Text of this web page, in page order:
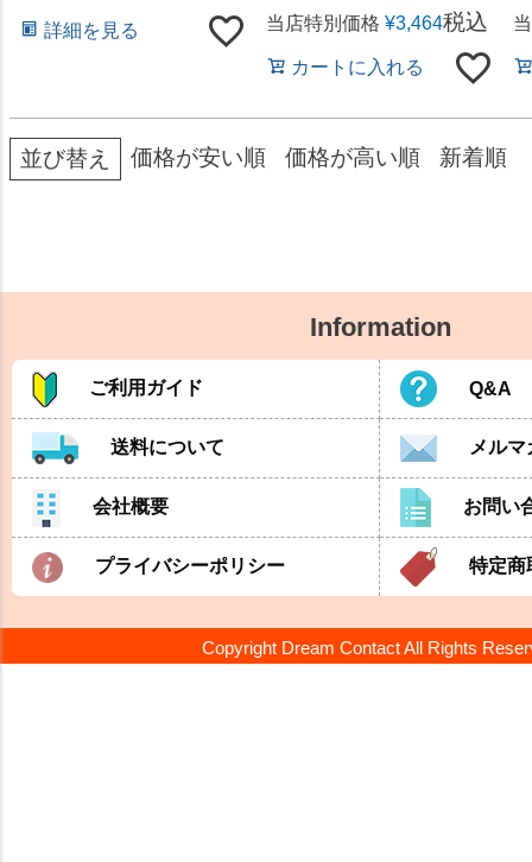
詳細を見る 当店特別価格 ¥3,464税込
カートに入れる
並び替え 価格が安い順 価格が高い順 新着順
Information
ご利用ガイド Q&A
送料について メル
会社概要 お問い
プライバシーポリシー 特定商
Copyright Dream Contact All Rights